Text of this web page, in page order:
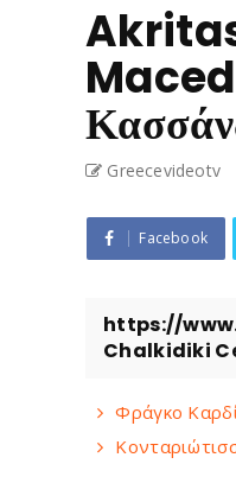
Greecevideotv
Facebook
https://
Chalkidiki
Φράγκο